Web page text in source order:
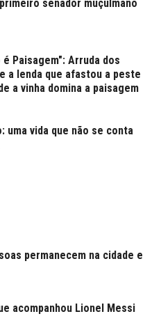
senador muçulmano
é Paisagem": Arruda dos
a lenda que afastou a peste
a vinha domina a paisagem
uma vida que não se conta
permanecem na cidade e
acompanhou Lionel Messi